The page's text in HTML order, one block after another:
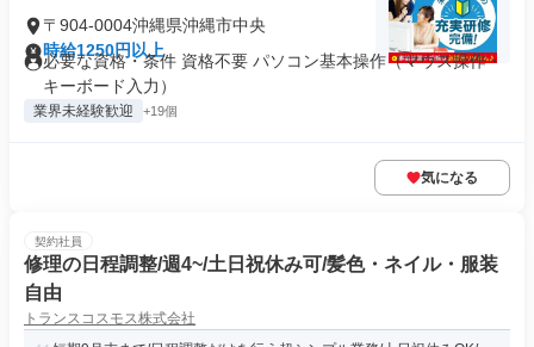
〒904-0004沖縄県沖縄市中央
時給1250円以上
必要な資格・条件 資格不要 パソコン基本操作（マウス操作・
キーボード入力）
業界未経験歓迎 +19個
気になる
契約社員
修理の日程調整/週4~/土日祝休み可/髪色・ネイル・服装
自由
トランスコスモス株式会社